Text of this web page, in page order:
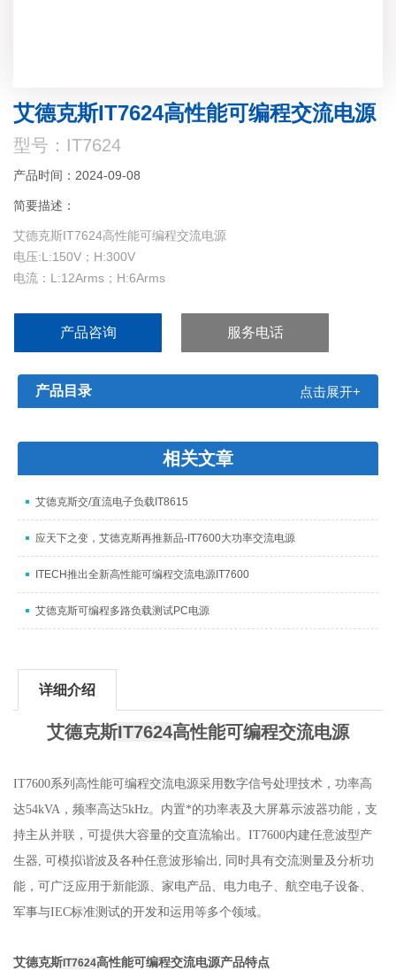
艾德克斯IT7624高性能可编程交流电源
型号：IT7624
产品时间：2024-09-08
简要描述：
艾德克斯IT7624高性能可编程交流电源
电压:L:150V；H:300V
电流：L:12Arms；H:6Arms
产品咨询 服务电话
产品目录 点击展开+
相关文章
艾德克斯交/直流电子负载IT8615
应天下之变，艾德克斯再推新品-IT7600大功率交流电源
ITECH推出全新高性能可编程交流电源IT7600
艾德克斯可编程多路负载测试PC电源
详细介绍
艾德克斯IT7624高性能可编程交流电源
IT7600系列高性能可编程交流电源采用数字信号处理技术，功率高
达54kVA ，频率高达5kHz。内置*的功率表及大屏幕示波器功能，支
持主从并联，可提供大容量的交直流输出。IT7600内建任意波型产
生器 ,可模拟谐波及各种任意波形输出
同时具有交流测量及分析功
能，可广泛应用于新能源、家电产品、电力电子、航空电子设备、
军事与IEC标准测试的开发和运用等多个领域。
艾德克斯IT7624高性能可编程交流电源产品特点